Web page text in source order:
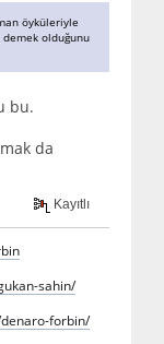
öyküleriyle
olduğunu
bu.
da
Kayıtlı
sahin/
forbin/